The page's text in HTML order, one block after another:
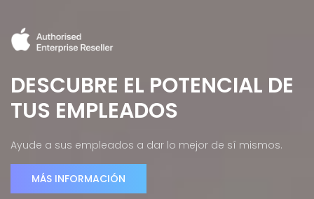
DESCUBRE EL POTENCIAL DE
TUS EMPLEADOS
Ayude a sus empleados a dar lo mejor de sí mismos.
MÁS INFORMACIÓN